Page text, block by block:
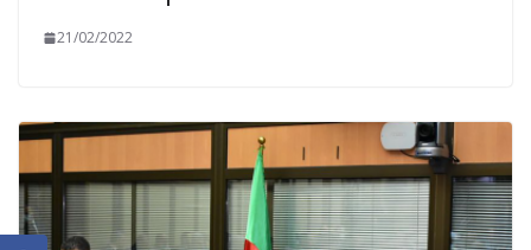
21/02/2022